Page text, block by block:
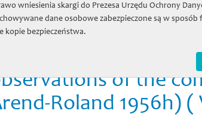
M type variables. A
three-dimensional
of F,G, K
of the
Roland 1956h) (
wniesienia skargi do Prezesa Urzędu Ochrony
dane osobowe zabezpieczone są w sposób
kopie bezpieczeństwa.